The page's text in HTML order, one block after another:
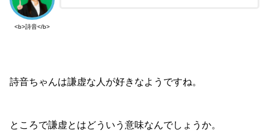
<b>詩音</b>
詩音ちゃんは謙虚な人が好きなようですね。
ところで謙虚とはどういう意味なんでしょうか。